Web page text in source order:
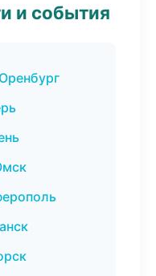
и события